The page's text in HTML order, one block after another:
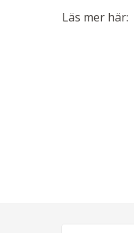
Läs mer här: